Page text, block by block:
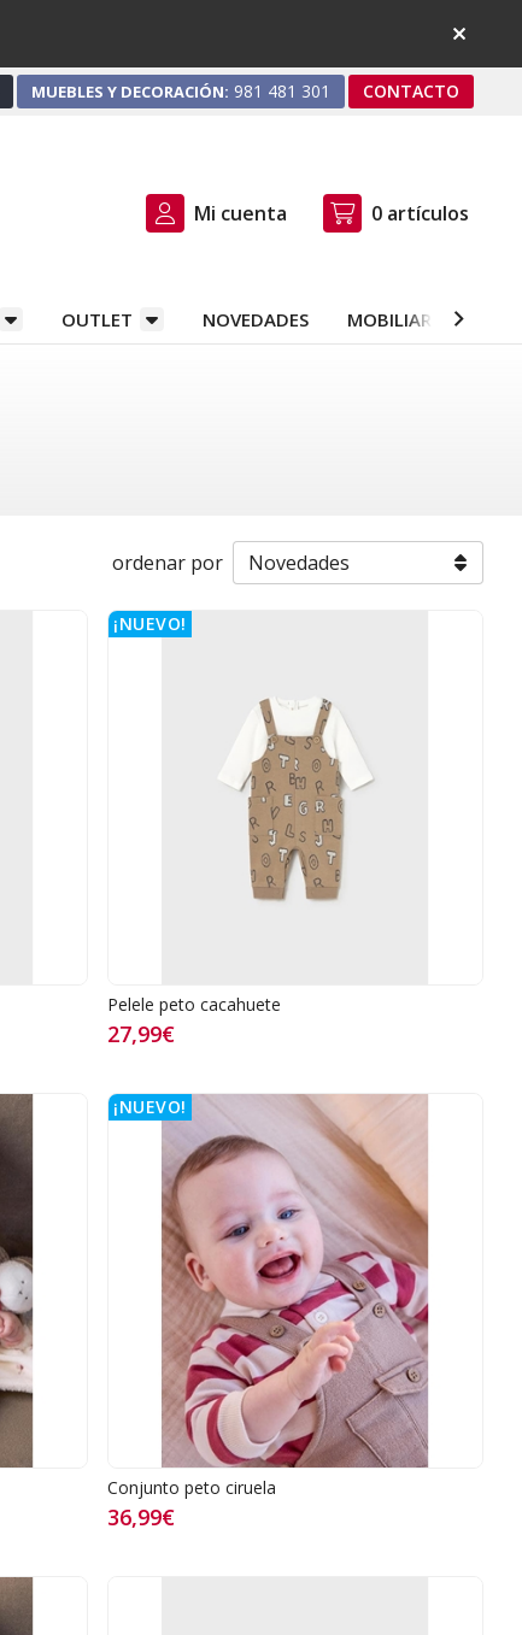
MUEBLES Y DECORACIÓN: 981 481 301 CONTACTO
Mi cuenta 0 artículos
OUTLET NOVEDADES MOBILIARIO Y
ordenar por
¡NUEVO!
Pelele peto cacahuete
27,99€
¡NUEVO!
Conjunto peto ciruela
36,99€